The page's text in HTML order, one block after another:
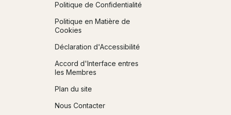
Politique de Confidentialité
Politique en Matière de
Cookies
Déclaration d'Accessibilité
Accord d'Interface entres
les Membres
Plan du site
Nous Contacter